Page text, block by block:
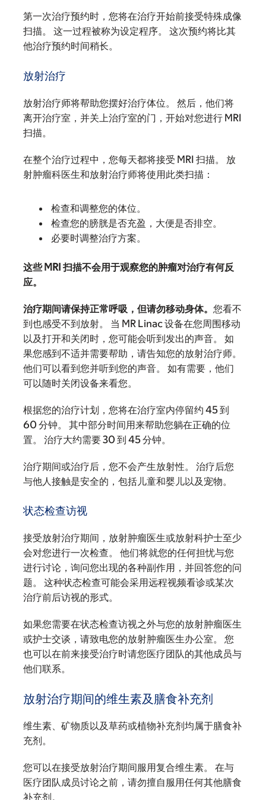
第一次治疗预约时，您将在治疗开始前接受特殊成像
扫描。 这一过程被称为设定程序。 这次预约将比其
他治疗预约时间稍长。
放射治疗
放射治疗师将帮助您摆好治疗体位。 然后，他们将
离开治疗室，并关上治疗室的门，开始对您进行 MRI
扫描。
在整个治疗过程中，您每天都将接受 MRI 扫描。 放
射肿瘤科医生和放射治疗师将使用此类扫描：
检查和调整您的体位。
检查您的膀胱是否充盈，大便是否排空。
必要时调整治疗方案。
这些 MRI 扫描不会用于观察您的肿瘤对治疗有何反
应。
治疗期间请保持正常呼吸，但请勿移动身体。 您看不
到也感受不到放射。 当 MR Linac 设备在您周围移动
以及打开和关闭时，您可能会听到发出的声音。 如
果您感到不适并需要帮助，请告知您的放射治疗师。
他们可以看到您并听到您的声音。 如有需要，他们
可以随时关闭设备来看您。
根据您的治疗计划，您将在治疗室内停留约 45 到
60 分钟。 其中部分时间用来帮助您躺在正确的位
置。 治疗大约需要 30 到 45 分钟。
治疗期间或治疗后，您不会产生放射性。 治疗后您
与他人接触是安全的，包括儿童和婴儿以及宠物。
状态检查访视
接受放射治疗期间，放射肿瘤医生或放射科护士至少
会对您进行一次检查。 他们将就您的任何担忧与您
进行讨论，询问您出现的各种副作用，并回答您的问
题。 这种状态检查可能会采用远程视频看诊或某次
治疗前后访视的形式。
如果您需要在状态检查访视之外与您的放射肿瘤医生
或护士交谈，请致电您的放射肿瘤医生办公室。 您
也可以在前来接受治疗时请您医疗团队的其他成员与
他们联系。
放射治疗期间的维生素及膳食补充剂
维生素、矿物质以及草药或植物补充剂均属于膳食补
充剂。
您可以在接受放射治疗期间服用复合维生素。 在与
医疗团队成员讨论之前，请勿擅自服用任何其他膳食
补充剂。